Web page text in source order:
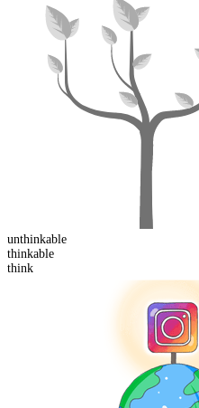
unthinkable
thinkable
think